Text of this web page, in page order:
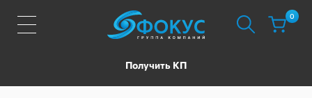
Получить КП
0